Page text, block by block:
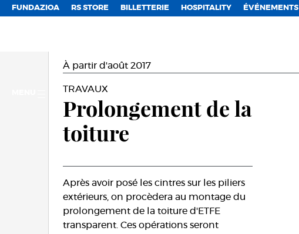
FUNDAZIOA RS STORE BILLETTERIE HOSPITALITY ÉVÉNEMENTS
À partir d'août 2017
TRAVAUX
Prolongement de la
toiture
Après avoir posé les cintres sur les piliers
extérieurs, on procèdera au montage du
prolongement de la toiture d'ETFE
transparent. Ces opérations seront